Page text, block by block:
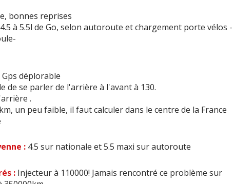
bonnes reprises
à 5.5l de Go, selon autoroute et chargement porte vélos -
déplorable
de se parler de l'arrière à l'avant à 130.
.
un peu faible, il faut calculer dans le centre de la France
: 4.5 sur nationale et 5.5 maxi sur autoroute
: Injecteur à 110000! Jamais rencontré ce problème sur